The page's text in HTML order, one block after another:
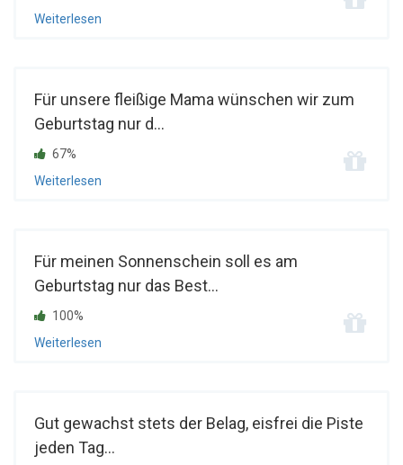
Weiterlesen
Für unsere fleißige Mama wünschen wir zum
Geburtstag nur d...
67%
Weiterlesen
Für meinen Sonnenschein soll es am
Geburtstag nur das Best...
100%
Weiterlesen
Gut gewachst stets der Belag, eisfrei die Piste
jeden Tag...